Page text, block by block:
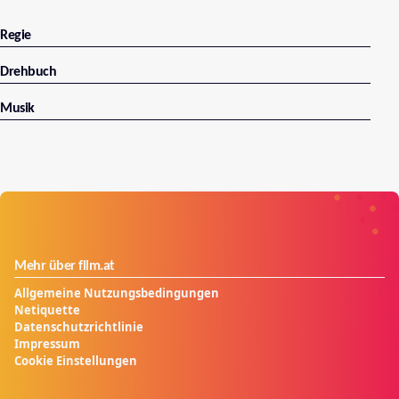
Regie
Drehbuch
Musik
Mehr über film.at
Allgemeine Nutzungsbedingungen
Netiquette
Datenschutzrichtlinie
Impressum
Cookie Einstellungen